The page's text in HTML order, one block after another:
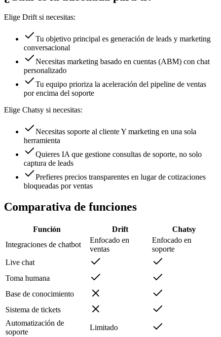
Elige Drift si necesitas:
Tu objetivo principal es generación de leads y marketing
conversacional
Necesitas marketing basado en cuentas (ABM) con chat
personalizado
Tu equipo prioriza la aceleración del pipeline de ventas
por encima del soporte
Elige Chatsy si necesitas:
Necesitas soporte al cliente Y marketing en una sola
herramienta
Quieres IA que gestione consultas de soporte, no solo
captura de leads
Prefieres precios transparentes en lugar de cotizaciones
bloqueadas por ventas
Comparativa de funciones
Función Drift
Chatsy
Integraciones de chatbot
Enfocado en
ventas
Enfocado en
soporte
Live chat
Toma humana
Base de conocimiento
Sistema de tickets
Automatización de
soporte
Limitado